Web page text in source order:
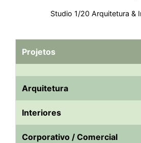
Studio 1/20 Arquitetura &
Projetos
Arquitetura
Interiores
Corporativo / Comercial